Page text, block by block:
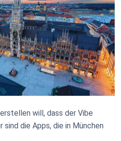
will, dass der Vibe
die Apps, die in München